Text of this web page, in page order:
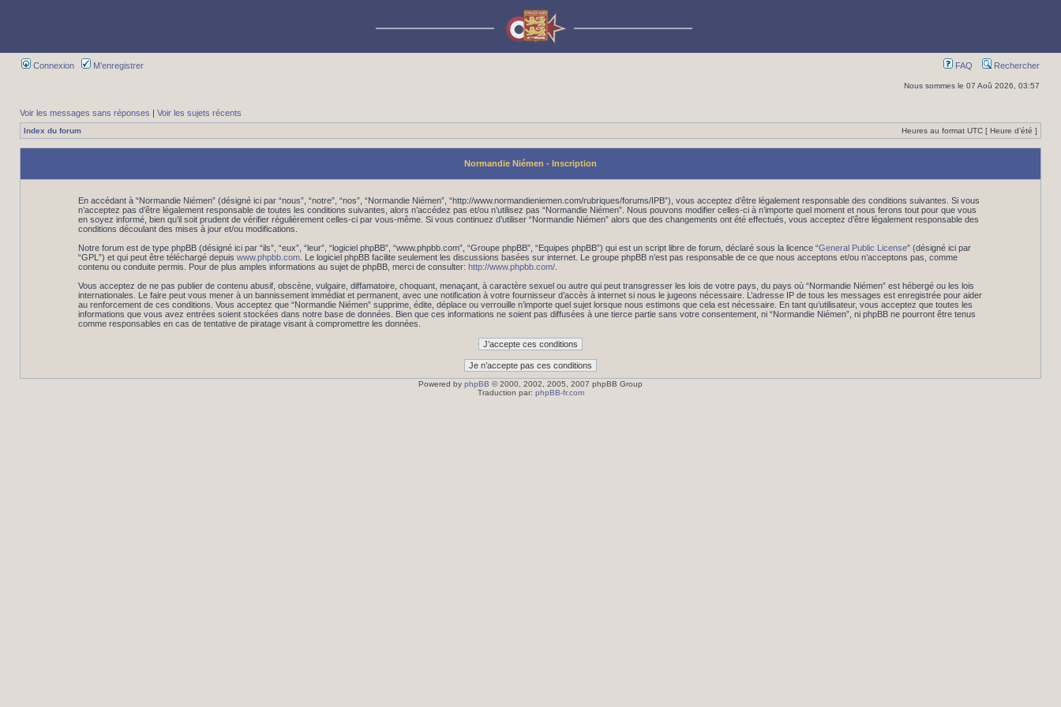
Connexion M’enregistrer FAQ Rechercher
Nous sommes le 07 Aoû 2026, 03:57
Voir les messages sans réponses | Voir les sujets récents
Index du forum Heures au format UTC [ Heure d’été ]
Normandie Niémen - Inscription
En accédant à “Normandie Niémen” (désigné ici par “nous”, “notre”, “nos”, “Normandie Niémen”, “http://www.normandieniemen.com/rubriques/forums/IPB”), vous acceptez d’être légalement responsable des conditions suivantes. Si vous
n’acceptez pas d’être légalement responsable de toutes les conditions suivantes, alors n’accédez pas et/ou n’utilisez pas “Normandie Niémen”. Nous pouvons modifier celles-ci à n’importe quel moment et nous ferons tout pour que vous
en soyez informé, bien qu’il soit prudent de vérifier régulièrement celles-ci par vous-même. Si vous continuez d’utiliser “Normandie Niémen” alors que des changements ont été effectués, vous acceptez d’être légalement responsable des
conditions découlant des mises à jour et/ou modifications.
Notre forum est de type phpBB (désigné ici par “ils”, “eux”, “leur”, “logiciel phpBB”, “www.phpbb.com”, “Groupe phpBB”, “Equipes phpBB”) qui est un script libre de forum, déclaré sous la licence “General Public License” (désigné ici par
“GPL”) et qui peut être téléchargé depuis www.phpbb.com. Le logiciel phpBB facilite seulement les discussions basées sur internet. Le groupe phpBB n’est pas responsable de ce que nous acceptons et/ou n’acceptons pas, comme
contenu ou conduite permis. Pour de plus amples informations au sujet de phpBB, merci de consulter: http://www.phpbb.com/.
Vous acceptez de ne pas publier de contenu abusif, obscène, vulgaire, diffamatoire, choquant, menaçant, à caractère sexuel ou autre qui peut transgresser les lois de votre pays, du pays où “Normandie Niémen” est hébergé ou les lois
internationales. Le faire peut vous mener à un bannissement immédiat et permanent, avec une notification à votre fournisseur d’accès à internet si nous le jugeons nécessaire. L’adresse IP de tous les messages est enregistrée pour aider
au renforcement de ces conditions. Vous acceptez que “Normandie Niémen” supprime, édite, déplace ou verrouille n’importe quel sujet lorsque nous estimons que cela est nécessaire. En tant qu’utilisateur, vous acceptez que toutes les
informations que vous avez entrées soient stockées dans notre base de données. Bien que ces informations ne soient pas diffusées à une tierce partie sans votre consentement, ni “Normandie Niémen”, ni phpBB ne pourront être tenus
comme responsables en cas de tentative de piratage visant à compromettre les données.
Powered by phpBB © 2000, 2002, 2005, 2007 phpBB Group
Traduction par: phpBB-fr.com